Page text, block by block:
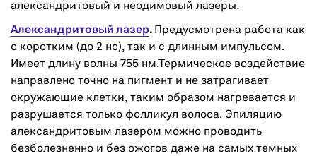
александритовый и неодимовый лазеры.
Александритовый лазер. Предусмотрена работа как
с коротким (до 2 нс), так и с длинным импульсом.
Имеет длину волны 755 нм.Термическое воздействие
направлено точно на пигмент и не затрагивает
окружающие клетки, таким образом нагревается и
разрушается только фолликул волоса. Эпиляцию
александритовым лазером можно проводить
безболезненно и без ожогов даже на самых темных